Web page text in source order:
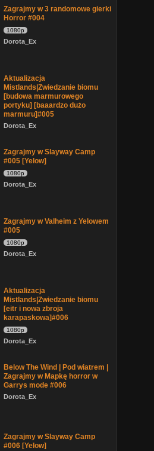
Zagrajmy w 3 randomowe gierki
Horror #004
1080p
Dorota_Ex
Aktualizacja
Mistlands|Zwiedzanie biomu
[budowa marmurowego
portyku] [baaardzo dużo
marmuru]#005
Dorota_Ex
Zagrajmy w Slayway Camp
#005 [Yelow]
1080p
Dorota_Ex
Zagrajmy w Valheim z Yelowem
#005
1080p
Dorota_Ex
Aktualizacja
Mistlands|Zwiedzanie biomu
[eitr i nowa zbroja
karapaskowa]#006
1080p
Dorota_Ex
Below The Wind | Pod wiatrem |
Zagrajmy w Mapkę horror w
Garrys mode #006
Dorota_Ex
Zagrajmy w Slayway Camp
#006 [Yelow]